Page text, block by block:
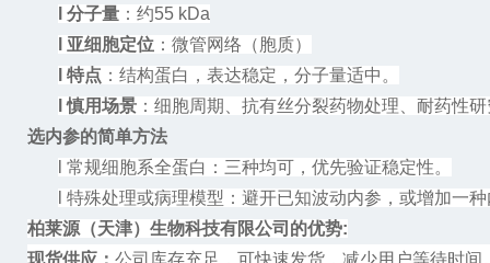
分子量 ：约55 kDa
亚细胞定位 ：微管网络（胞质）
特点 ：结构蛋白，表达稳定，分子量适中。
慎用场景 ： 细胞周期、抗有丝分裂药物处理、耐药性
选内参的简单方法
常规细胞系全蛋白：三种均可，优先验证稳定性。
特殊处理或病理模型：避开已知波动内参，或增加一
柏莱源（天津）生物科技有限公司的优势:
现货供应： 公司库存充足，可快速发货，减少用户等待时间